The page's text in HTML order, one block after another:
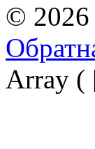
© 2026
Array (